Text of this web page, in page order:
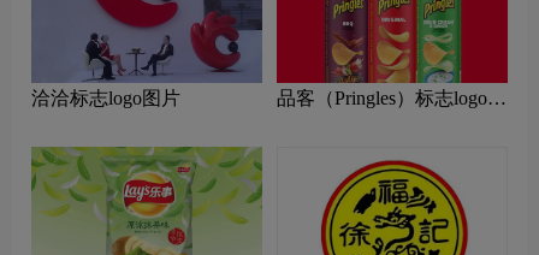
洽洽标志logo图片
品客（Pringles）标志logo图